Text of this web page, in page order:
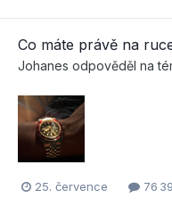
Co máte právě na
Johanes odpověděl na
25. července 76